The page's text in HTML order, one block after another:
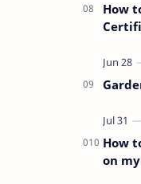
How
How
on